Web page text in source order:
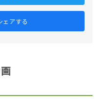
アする